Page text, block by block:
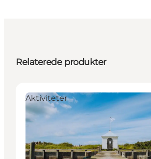
Relaterede produkter
Aktiviteter